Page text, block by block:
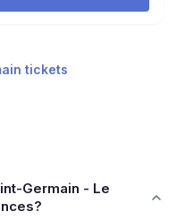
tickets
Germain - Le